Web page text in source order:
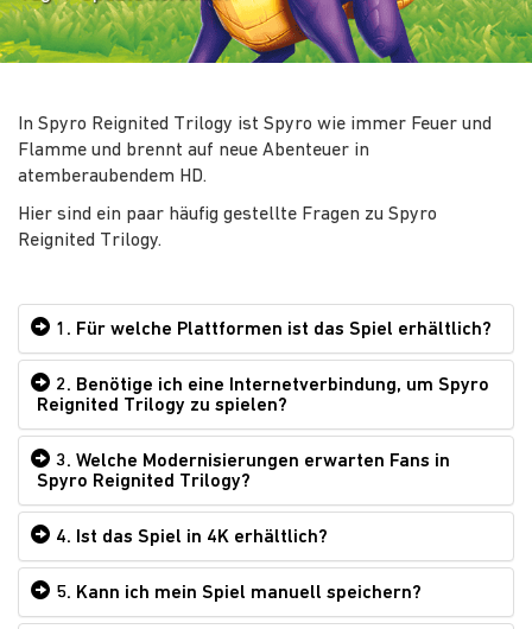
In Spyro Reignited Trilogy ist Spyro wie immer Feuer und
Flamme und brennt auf neue Abenteuer in
atemberaubendem HD.
Hier sind ein paar häufig gestellte Fragen zu Spyro
Reignited Trilogy.
1. Für welche Plattformen ist das Spiel erhältlich?
2. Benötige ich eine Internetverbindung, um Spyro
Reignited Trilogy zu spielen?
3. Welche Modernisierungen erwarten Fans in
Spyro Reignited Trilogy?
4. Ist das Spiel in 4K erhältlich?
5. Kann ich mein Spiel manuell speichern?